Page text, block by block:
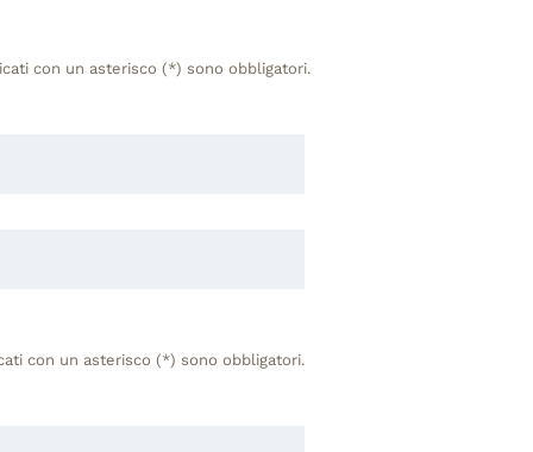
con un asterisco (*) sono obbligatori.
con un asterisco (*) sono obbligatori.